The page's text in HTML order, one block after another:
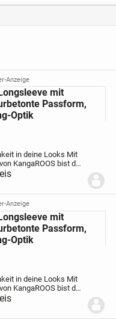
und wird
des Produktes ist und
NICHT
versicherter
Anzeige
mit
Passform,
Optik
in deine Looks Mit
KangaROOS bist du
und gibst deinem
Denn das Shirt
Anzeige
mit
Passform,
Optik
in deine Looks Mit
KangaROOS bist du
und gibst deinem
Denn das Shirt
›Damenoberteile›